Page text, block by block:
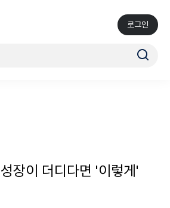
로그인
장이 더디다면 '이렇게'